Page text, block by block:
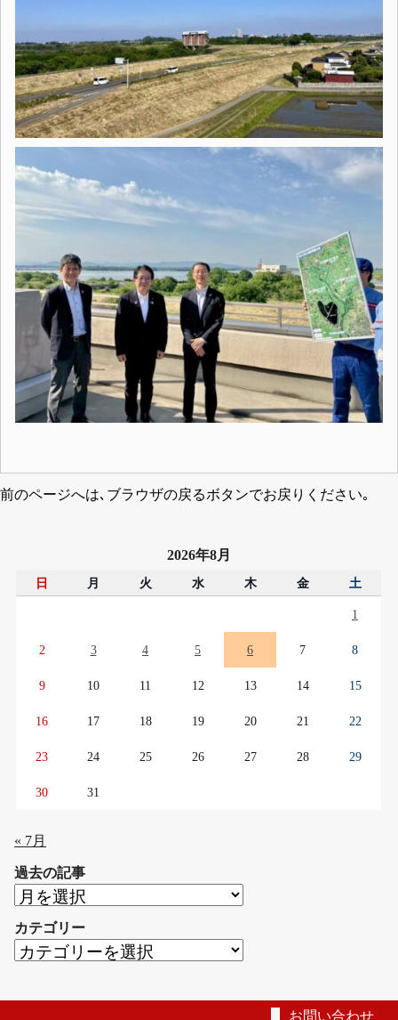
前のページへは､ブラウザの戻るボタンでお戻りください｡
2026年8月
日 月 火 水 木 金 土
1
2 3 4 5 6 7 8
9 10 11 12 13 14 15
16 17 18 19 20 21 22
23 24 25 26 27 28 29
30 31
« 7月
過去の記事
過
の
記
カテゴリー
カ
お問い合わせ